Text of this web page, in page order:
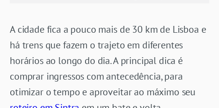
A cidade fica a pouco mais de 30 km de Lisboa e
há trens que fazem o trajeto em diferentes
horários ao longo do dia. A principal dica é
comprar ingressos com antecedência, para
otimizar o tempo e aproveitar ao máximo seu